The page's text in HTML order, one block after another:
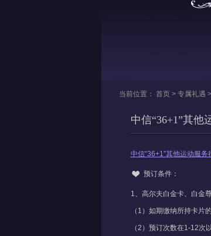
当前位置： 首页> 专属礼遇 >
中信“36+1”其他
中信“36+1”其他运动服
预订条件：
1、高尔夫白金卡、白金
（1）如期缴纳所持卡片
（2）预订次数在1-12次